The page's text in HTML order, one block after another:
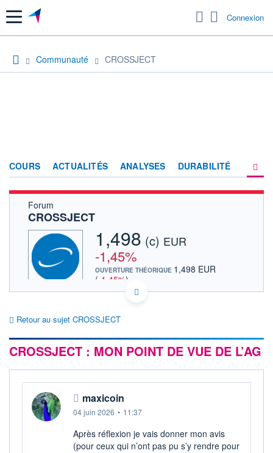
Menu Connexion
Communauté CROSSJECT
COURS ACTUALITÉS ANALYSES DURABILITÉ
FORUM
HISTORIQUE
ACTIONNAIRES
Forum
CROSSJECT
1,498 (c) EUR
-1,45%
OUVERTURE THÉORIQUE 1,498 EUR
( -1,45%)
Politique d'exécution
11h51 14h42
Retour au sujet CROSSJECT
CROSSJECT : MON POINT DE VUE DE L’AG
maxicoin
04 juin 2026 • 11:37
Après réflexion je vais donner mon avis
(pour ceux qui n’ont pas pu s’y rendre pour